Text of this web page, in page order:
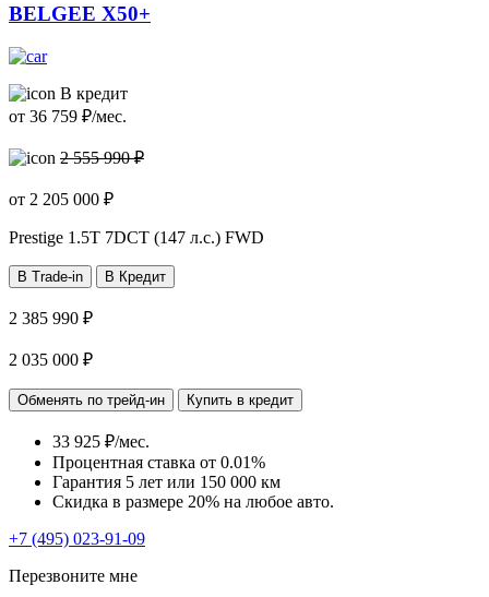
BELGEE X50+
В кредит
от 36 759 ₽/мес.
2 555 990 ₽
от 2 205 000 ₽
Prestige 1.5T 7DCT (147 л.с.) FWD
В Trade-in В Кредит
2 385 990 ₽
2 035 000 ₽
Обменять по трейд-ин Купить в кредит
33 925 ₽/мес.
Процентная ставка от 0.01%
Гарантия 5 лет или 150 000 км
Скидка в размере 20% на любое авто.
+7 (495) 023-91-09
Перезвоните мне